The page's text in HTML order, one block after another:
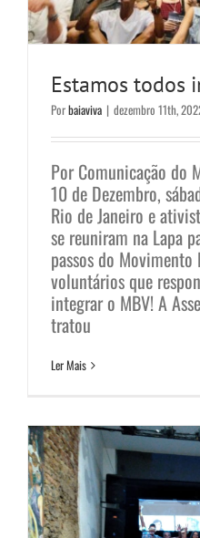
Estamos todos
Porbaiaviva | dezembro 11th,
Por Comunicação do
10 de Dezembro,
Rio de Janeiro e
se reuniram na Lapa
passos do
voluntários que
integrar o MBV! A
tratou
Ler Mais
O acolhimento